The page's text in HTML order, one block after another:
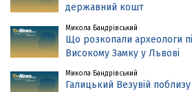
державний кошт
Микола Бандрівський
Що розкопали археологи
Високому Замку у Львові
Микола Бандрівський
Галицький Везувій